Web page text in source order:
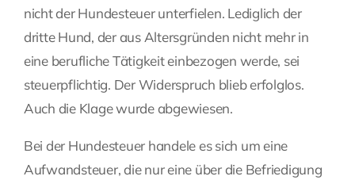
nicht der Hundesteuer unterfielen. Lediglich der
dritte Hund, der aus Altersgründen nicht mehr in
eine berufliche Tätigkeit einbezogen werde, sei
steuerpflichtig. Der Widerspruch blieb erfolglos.
Auch die Klage wurde abgewiesen.
Bei der Hundesteuer handele es sich um eine
Aufwandsteuer, die nur eine über die Befriedigung